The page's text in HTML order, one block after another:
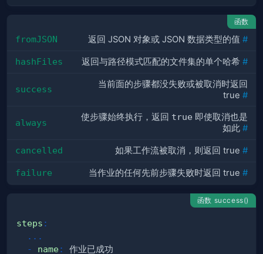
函数
fromJSON 返回 JSON 对象或 JSON 数据类型的值 #
hashFiles 返回与路径模式匹配的文件集的单个哈希 #
success
当前面的步骤都没失败或被取消时返回
true #
always
使步骤始终执行，返回 true 即使取消也是
如此 #
cancelled 如果工作流被取消，则返回 true #
failure 当作业的任何先前步骤失败时返回 true #
函数 success()
steps :
...
-
name: